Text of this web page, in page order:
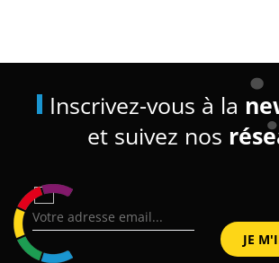
Inscrivez-vous à la
et suivez nos